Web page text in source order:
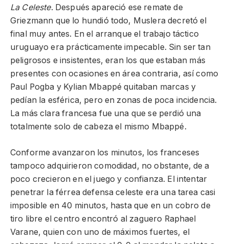
La Celeste. Después apareció ese remate de
Griezmann que lo hundió todo, Muslera decretó el
final muy antes. En el arranque el trabajo táctico
uruguayo era prácticamente impecable. Sin ser tan
peligrosos e insistentes, eran los que estaban más
presentes con ocasiones en área contraria, así como
Paul Pogba y Kylian Mbappé quitaban marcas y
pedían la esférica, pero en zonas de poca incidencia.
La más clara francesa fue una que se perdió una
totalmente solo de cabeza el mismo Mbappé.
Conforme avanzaron los minutos, los franceses
tampoco adquirieron comodidad, no obstante, de a
poco crecieron en el juego y confianza. El intentar
penetrar la férrea defensa celeste era una tarea casi
imposible en 40 minutos, hasta que en un cobro de
tiro libre el centro encontró al zaguero Raphael
Varane, quien con uno de máximos fuertes, el